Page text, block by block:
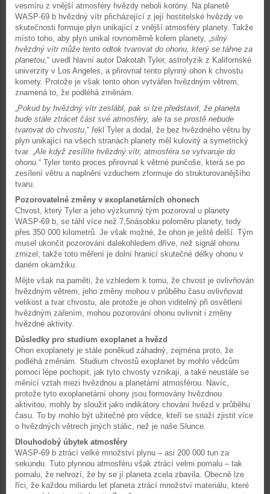
vesmíru z vnější atmosféry hvězdy neboli koróny. Na planetě
WASP-69 b hvězdný vítr přicházející z její hostitelské hvězdy ve
skutečnosti formuje plyn unikající z vnější atmosféry planety. Takže
místo toho, aby plyn unikal rovnoměrně kolem planety, „ silný
hvězdný vítr může tento odtok tvarovat do ohonu, který se táhne za
planetou ,“ uvedl hlavní autor Dakotah Tyler, astrofyzik z Kalifornské
univerzity v Los Angeles, a přirovnal tento plynný ohon k chvostu
komety. Protože je však tento ohon vytvářen hvězdným větrem,
znamená to, že podléhá změnám.
Pokud by hvězdný vítr zeslábl, pak si lze představit, že planeta
bude stále ztrácet část své atmosféry, ale ta se prostě nebude
tvarovat do chvostu ,“ řekl Tyler a dodal, že bez hvězdného větru by
plyn unikající na všech stranách planety měl kulovitý a symetrický
tvar. „ Ale když zesílíte hvězdný vítr, atmosféra se vytvaruje do
ohonu .“ Tyler tento proces přirovnal k větrné punčoše, která se po
zesílení větru a naplnění vzduchem zformuje do strukturovanějšího
tvaru.
Pozorovatelné změny v exoplanetárních ohonech
Chvost, který Tyler a jeho výzkumný tým pozoroval u planety
WASP-69 b, se táhl více než 7,5násobku poloměru planety, tedy
přes 350 000 kilometrů. Je však možné, že ohon je ještě delší. Tým
musel ukončit pozorování dalekohledem dříve, než signál ohonu
zmizel, takže toto měření je dolní hranicí skutečné délky ohonu v
daném okamžiku.
Mějte však na paměti, že vzhledem k tomu, že chvost je ovlivňován
hvězdným větrem, jeho změny mohou v průběhu času ovlivňovat
velikost a tvar chvostu, ale protože je ohon viditelný při osvětlení
hvězdným zářením, mohou pozorování ohonu ovlivnit i změny
hvězdné aktivity.
Důsledky pro studium exoplanet a hvězd
Ohon exoplanety je stále poněkud záhadný, zejména proto, že
podléhá změnám. Studium chvostů exoplanet by mohlo vědcům
pomoci lépe pochopit, jak tyto chvosty vznikají, a také neustále se
měnící vztah mezi hvězdnou a planetární atmosférou. Navíc,
protože tyto exoplanetární ohony jsou formovány hvězdnou
aktivitou, mohly by sloužit jako indikátory chování hvězd v průběhu
času. To by mohlo být užitečné pro vědce, kteří se snaží zjistit více
o hvězdných větrech jiných stálic, než je naše Slunce.
Dlouhodobý úbytek atmosféry
WASP-69 b ztrácí velké množství plynu – asi 200 000 tun za
sekundu. Tuto plynnou atmosféru však ztrácí velmi pomalu – tak
pomalu, že nehrozí, že by se jí planeta zcela zbavila. Obecně lze
říci, že každou miliardu let planeta ztrácí množství materiálu, které